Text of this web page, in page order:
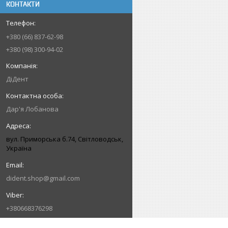
КОНТАКТИ
+380 (66) 837-62-98
+380 (98) 300-94-02
ДіДент
Дар'я Лобанова
вул. Приморська б.74, Світловодськ,
Україна
dident.shop@gmail.com
+380668376298